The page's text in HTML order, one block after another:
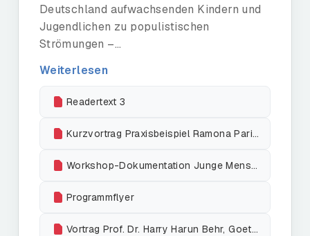
Deutschland aufwachsenden Kindern und
Jugendlichen zu populistischen
Strömungen –...
Weiterlesen
Readertext 3
Kurzvortrag Praxisbeispiel Ramona Parino, ETA Hoffmann Theater Bamberg
Workshop-Dokumentation Junge Menschen ernst nehmen
Programmflyer
Vortrag Prof. Dr. Harry Harun Behr, Goethe-Universität Frankfurt a. M.